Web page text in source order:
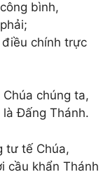
bình,
chính trực
chúng ta,
Đấng Thánh.
tư tế Chúa,
cầu khẩn Thánh